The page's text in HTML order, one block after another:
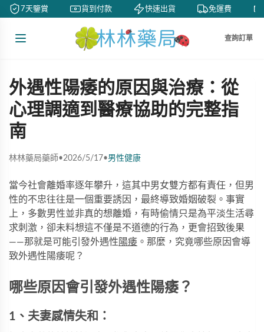
7天鑒賞 貨到付款 快速出貨 免運費
查詢訂單
外遇性陽痿的原因與治療：從
心理調適到醫療協助的完整指
南
林林藥局藥師•2026/5/17•男性健康
當今社會離婚率逐年攀升，這其中男女雙方都有責任，但男
性的不忠往往是一個重要誘因，最終導致婚姻破裂。事實
上，多數男性並非真的想離婚，有時偷情只是為平淡生活尋
求刺激，卻未料想這不僅是不道德的行為，更會招致後果
——那就是可能引發外遇性 陽痿 。那麼，究竟哪些原因會導
致外遇性陽痿呢？
哪些原因會引發外遇性陽痿？
1、夫妻感情失和：